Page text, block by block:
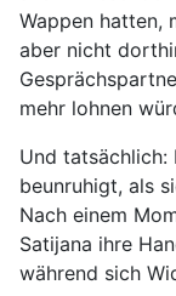
Wappen hatten,
aber nicht
mehr lohnen
Und
beunruhigt, als
Nach einem
Satijana ihre
während sich